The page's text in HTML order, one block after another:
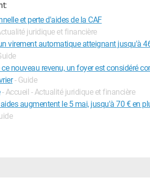
et perte d'aides de la CAF
juridique et financière
virement automatique atteignant jusqu'à
nouveau revenu, un foyer est considéré
- Guide
- Accueil - Actualité juridique et financière
augmentent le 5 mai, jusqu'à 70 € en